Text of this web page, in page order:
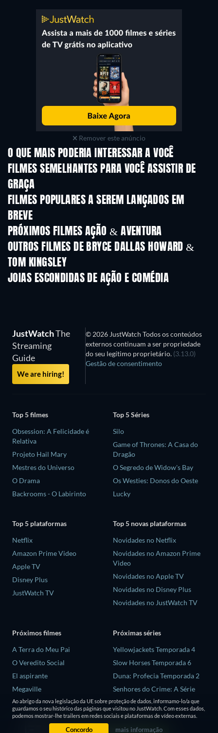
Remover este anúncio
O QUE MAIS PODERIA INTERESSAR A VOCÊ
FILMES SEMELHANTES PARA VOCÊ ASSISTIR DE
GRAÇA
FILMES POPULARES A SEREM LANÇADOS EM
BREVE
PRÓXIMOS FILMES AÇÃO & AVENTURA
OUTROS FILMES DE BRYCE DALLAS HOWARD &
TOM KINGSLEY
JOIAS ESCONDIDAS DE AÇÃO E COMÉDIA
JustWatchThe
Streaming
Guide
We are hiring!
© 2026 JustWatch Todos os conteúdos
externos continuam a ser propriedade
do seu legítimo proprietário. (3.13.0)
Gestão de consentimento
Top 5 filmes
Obsession: A Felicidade é
Relativa
Projeto Hail Mary
Mestres do Universo
O Drama
Backrooms - O Labirinto
Top 5 Séries
Silo
Game of Thrones: A Casa do
Dragão
O Segredo de Widow's Bay
Os Westies: Donos do Oeste
Lucky
Top 5 plataformas
Netflix
Amazon Prime Video
Apple TV
Disney Plus
JustWatch TV
Top 5 novas plataformas
Novidades no Netflix
Novidades no Amazon Prime
Video
Novidades no Apple TV
Novidades no Disney Plus
Novidades no JustWatch TV
Próximos filmes
A Terra do Meu Pai
O Veredito Social
El aspirante
Megaville
As Aventuras de Errol Flynn
Próximas séries
Yellowjackets Temporada 4
Slow Horses Temporada 6
Duna: Profecia Temporada 2
Senhores do Crime: A Série
Temporada 2
Love is Blind: Reino Unido
Temporada 3
Ao abrigo da nova legislação da UE sobre proteção de dados, informamo-lo/a que
guardamos o seu histórico das páginas que visitou no JustWatch. Com esses dados,
podemos mostrar-lhe trailers em redes sociais e plataformas de vídeo externas.
Concordo mais informação